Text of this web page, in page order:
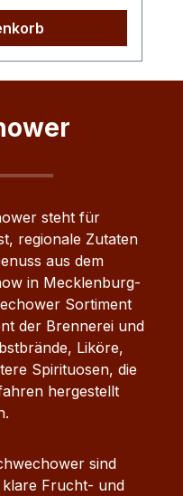
Sie wächst
ist eine
und
steht für
regionale Zutaten
aus dem
in Mecklenburg-
Sortiment
der Brennerei und
Liköre,
Spirituosen, die
hergestellt
sind
Frucht- und